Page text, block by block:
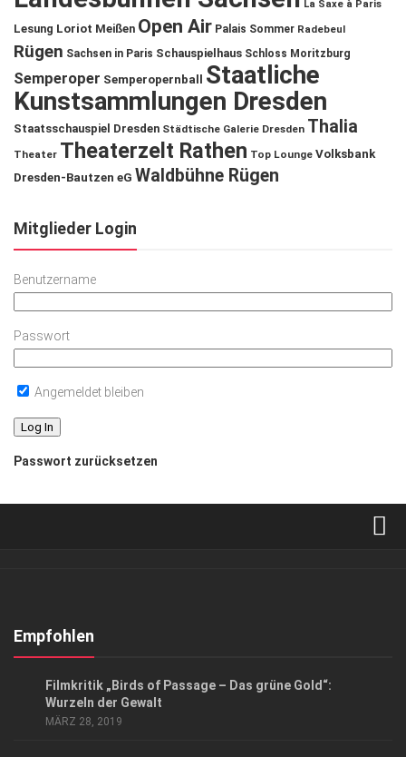
La Saxe à Paris
Lesung Loriot Meißen Open Air Palais Sommer Radebeul
Rügen Sachsen in Paris Schauspielhaus Schloss Moritzburg
Semperoper Semperopernball
Staatliche
Kunstsammlungen Dresden
Staatsschauspiel Dresden Städtische Galerie Dresden Thalia
Theater Theaterzelt Rathen Top Lounge Volksbank
Dresden-Bautzen eG Waldbühne Rügen
Mitglieder Login
Benutzername
Passwort
Angemeldet bleiben
Passwort zurücksetzen
Kontakt, Impressum
AGB
Empfohlen
Filmkritik „Birds of Passage – Das grüne Gold“:
Wurzeln der Gewalt
MÄRZ 28, 2019